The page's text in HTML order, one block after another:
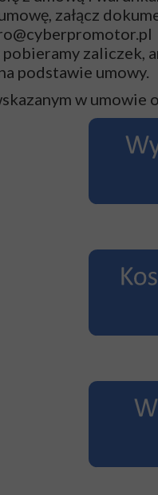
załącz
zaliczek,
podstawie umowy.
w umowie